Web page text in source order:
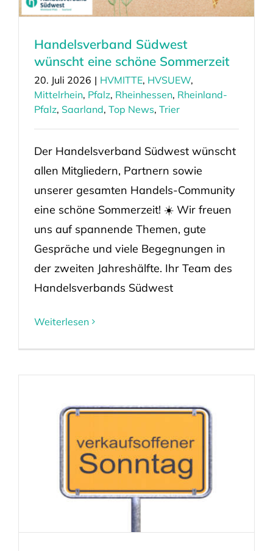
Handelsverband Südwest
wünscht eine schöne Sommerzeit
20. Juli 2026 | HVMITTE, HVSUEW,
Mittelrhein, Pfalz, Rheinhessen, Rheinland-
Pfalz, Saarland, Top News, Trier
Der Handelsverband Südwest wünscht
allen Mitgliedern, Partnern sowie
unserer gesamten Handels-Community
eine schöne Sommerzeit! ☀️ Wir freuen
uns auf spannende Themen, gute
Gespräche und viele Begegnungen in
der zweiten Jahreshälfte. Ihr Team des
Handelsverbands Südwest
Weiterlesen